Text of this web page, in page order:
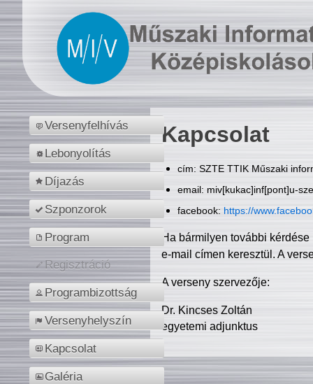
Versenyfelhívás
Lebonyolítás
Díjazás
Szponzorok
Program
Regisztráció
Programbizottság
Versenyhelyszín
Kapcsolat
Galéria
Kapcsolat
cím: SZTE TTIK Műszaki
email: miv[kukac]inf[pont]u-
facebook: https://
Ha bármilyen további
e-mail címen keresztül. A
A verseny szervezője:
Dr. Kincses Zoltán
egyetemi adjunktus